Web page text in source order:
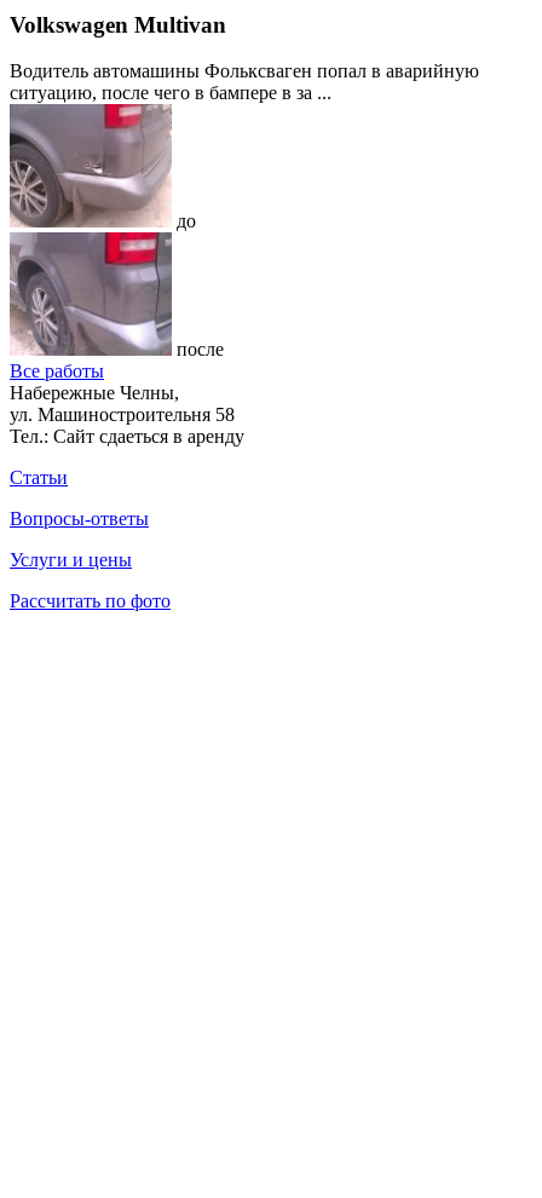
Volkswagen Multivan
Водитель автомашины Фольксваген попал в аварийную
ситуацию, после чего в бампере в за ...
до
после
Все работы
Набережные Челны,
ул. Машиностроительня 58
Тел.: Сайт сдаеться в аренду
Статьи
Вопросы-ответы
Услуги и цены
Рассчитать по фото